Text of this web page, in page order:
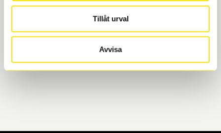
Tillåt urval
Avvisa
levereras de direkt till någon av våra däckverkstäder i
Göteborg. Välj mellan Hisingen (Bäckebol) eller
Mölndal. I beställningen anger du datum och tid för
vi till att de uppfyller alla krav för en säker körning.